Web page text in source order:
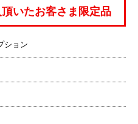
いたお客さま限定品
ョン